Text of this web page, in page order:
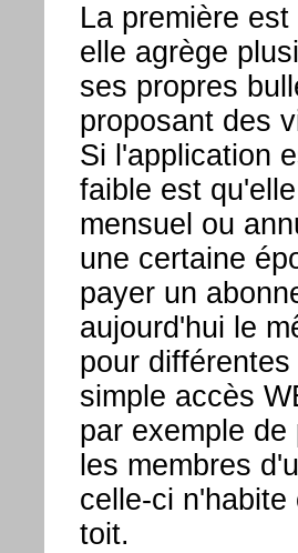
La première
elle agrège
ses propres
proposant des
Si l'application
faible est
mensuel ou
une certaine
payer un
aujourd'hui le
pour
simple accès
par exemple
les membres
celle-ci n'habite
toit.